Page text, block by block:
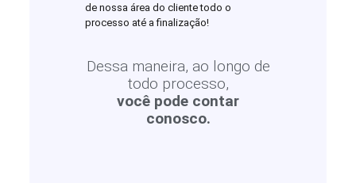
de nossa área do cliente todo o
processo até a finalização!
Dessa maneira, ao longo de
todo processo,
você pode contar
conosco.